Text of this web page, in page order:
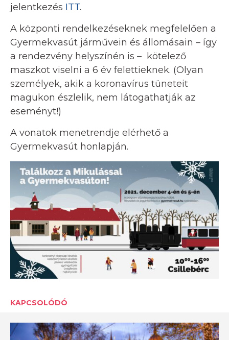
jelentkezés ITT.
A központi rendelkezéseknek megfelelően a
Gyermekvasút járművein és állomásain – így
a rendezvény helyszínén is – kötelező
maszkot viselni a 6 év felettieknek. (Olyan
személyek, akik a koronavírus tüneteit
magukon észlelik, nem látogathatják az
eseményt!)
A vonatok menetrendje elérhető a
Gyermekvasút honlapján.
KAPCSOLÓDÓ